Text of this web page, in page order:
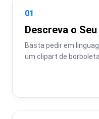
01
Descreva o
Basta pedir em
um clipart de